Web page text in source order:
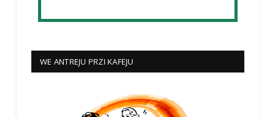
WE ANTREJU PRZI KAFEJU